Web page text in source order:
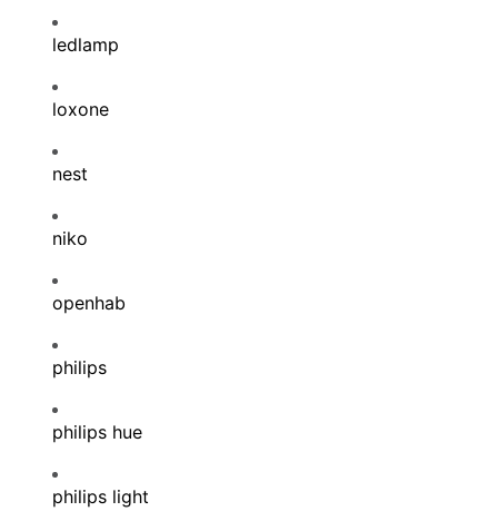
ledlamp
loxone
nest
niko
openhab
philips
philips hue
philips light